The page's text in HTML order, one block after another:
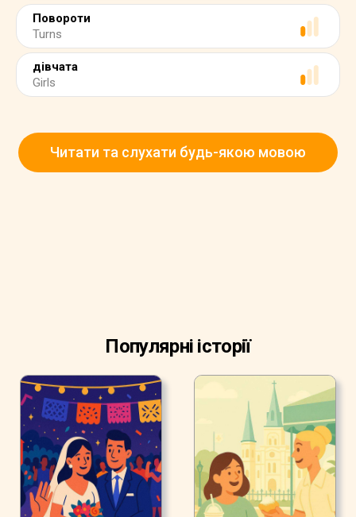
Повороти
Turns
дівчата
Girls
Читати та слухати будь-якою мовою
Популярні історії